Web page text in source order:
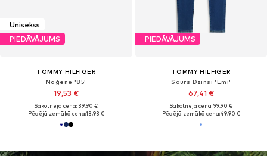
Unisekss
PIEDĀVĀJUMS
TOMMY HILFIGER
Naģene '85'
19,53 €
Sākotnējā cena: 39,90 €
Pēdējā zemākā cena:13,93 €
PIEDĀVĀJUMS
TOMMY HILFIGER
Šaurs Džinsi 'Emi'
67,41 €
Sākotnējā cena: 99,90 €
Pēdējā zemākā cena:49,90 €